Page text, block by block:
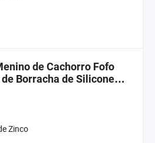
de Cachorro Fofo
Borracha de Silicone e
Zinco